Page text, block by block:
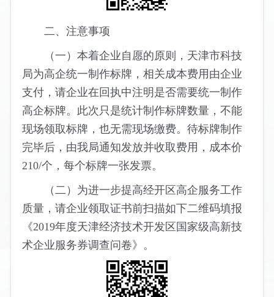
二、注意事项
（一）本着企业自愿的原则，天津市科技
局为高企统一制作标牌，相关成本费用由企业
支付，请企业在回执中注明是否需要统一制作
高企标牌。此次只是统计制作标牌数量，不能
现场领取标牌，也无需现场缴费。待标牌制作
完毕后，由我局通知发放并收取费用，成本价
210/个，每个标牌一张发票。
（二）为进一步提高经开区高企服务工作
质量，请企业领取证书前扫描如下二维码填报
《2019年度天津经济技术开发区国家级高新技
术企业服务券调查问卷》。